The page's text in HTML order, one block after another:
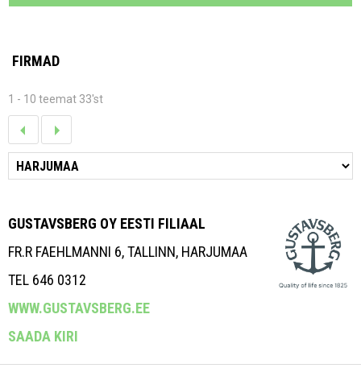
FIRMAD
1 - 10 teemat 33'st
GUSTAVSBERG OY EESTI FILIAAL
FR.R FAEHLMANNI 6, TALLINN, HARJUMAA
TEL 646 0312
WWW.GUSTAVSBERG.EE
SAADA KIRI